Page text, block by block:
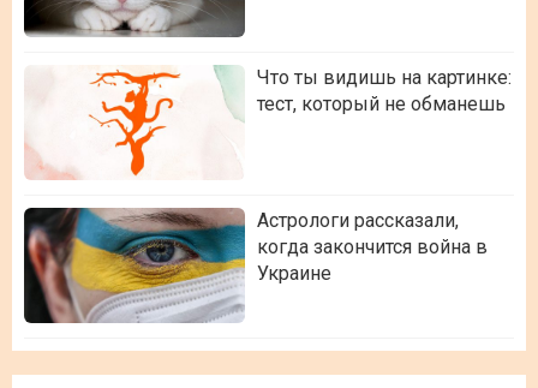
Что ты видишь на картинке:
тест, который не обманешь
Астрологи рассказали,
когда закончится война в
Украине